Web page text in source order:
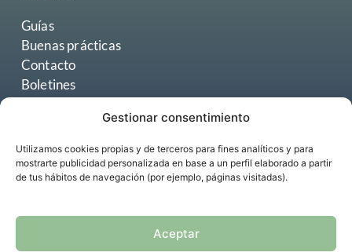
Gestionar consentimiento
Utilizamos cookies propias y de terceros para fines analíticos y para
mostrarte publicidad personalizada en base a un perfil elaborado a partir
de tus hábitos de navegación (por ejemplo, páginas visitadas).
Aceptar
Guías
Buenas prácticas
Contacto
Boletines